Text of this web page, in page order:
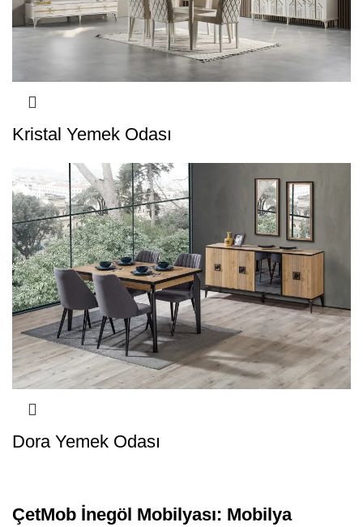
Kristal Yemek Odası
Dora Yemek Odası
ÇetMob İnegöl Mobilyası: Mobilya